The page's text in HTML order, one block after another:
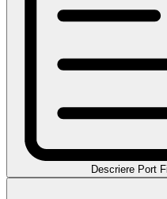
Descriere Port